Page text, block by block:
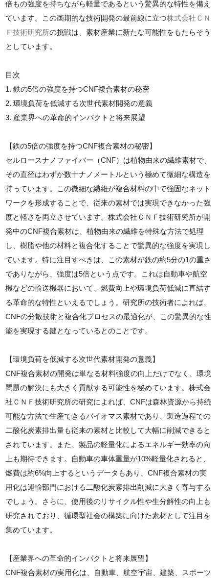
倍もの強度を持ちながら軽量であるという驚異的な特性を備え
ています。この画期的な技術開発の最前線に立つ株式会社ＣＮ
Ｆ技術研究所の挑戦は、素材産業に新たな可能性をもたらそう
としています。
目次
1. 鉄の5倍の強度を持つCNF複合素材の秘密
2. 環境負荷を低減する次世代素材開発の意義
3. 産業界への革命的インパクトと将来展望
【鉄の5倍の強度を持つCNF複合素材の秘密】
セルロースナノファイバー（CNF）は植物由来の繊維素材で、
その直径はわずか数十ナノメートルという極めて微細な構造を
持っています。この微細な繊維が複合材料の中で強固なネット
ワークを形成することで、従来の素材では実現できなかった強
度と軽さを両立させています。株式会社ＣＮＦ技術研究所が開
発中のCNF複合素材は、植物由来の繊維を特殊な方法で処理
し、樹脂や他の材料と複合化することで驚異的な強度を実現し
ています。特に注目すべきは、この素材が鉄の約5分の1の重さ
でありながら、強度は5倍という点です。これは自動車や航空
機などの輸送機器において、燃費向上や環境負荷低減に直結す
る革命的な特性といえるでしょう。研究所の技術者によれば、
CNFの分散技術と複合化プロセスの最適化が、この驚異的な性
能を実現する鍵となっているとのことです。
【環境負荷を低減する次世代素材開発の意義】
CNF複合素材の開発は単なる材料強度の向上だけでなく、環境
問題の解決にも大きく貢献する可能性を秘めています。株式会
社ＣＮＦ技術研究所の研究によれば、CNFは森林資源から持続
可能な方法で生産できるバイオマス素材であり、製造過程での
二酸化炭素排出量も従来の素材と比較して大幅に削減できると
されています。また、製品の軽量化によるエネルギー効率の向
上も期待できます。自動車の車体重量が10%軽量化されると、
燃費は約6%向上するというデータもあり、CNF複合素材の実
用化は運輸部門における二酸化炭素排出削減に大きく寄与する
でしょう。さらに、使用後のリサイクル性や生分解性の向上も
研究されており、循環型社会の構築に向けた素材として注目を
集めています。
【産業界への革命的インパクトと将来展望】
CNF複合素材の実用化は、自動車、航空宇宙、建築、スポーツ